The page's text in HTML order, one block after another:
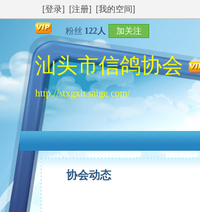
[登录] [注册] [我的空间]
粉丝 122人 加关注
汕头市信鸽协会
http://stxgxh.saige.com/
协会动态